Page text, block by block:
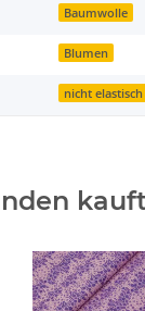
Baumwolle
Blumen
nicht elastisch